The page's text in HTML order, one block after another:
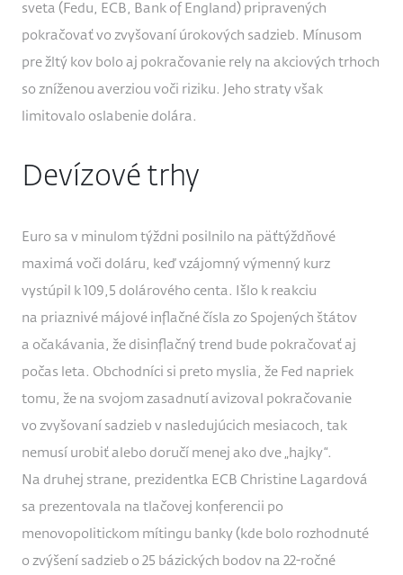
sveta (Fedu, ECB, Bank of England) pripravených
pokračovať vo zvyšovaní úrokových sadzieb. Mínusom
pre žltý kov bolo aj pokračovanie rely na akciových trhoch
so zníženou averziou voči riziku. Jeho straty však
limitovalo oslabenie dolára.
Devízové trhy
Euro sa v minulom týždni posilnilo na päťtýždňové
maximá voči doláru, keď vzájomný výmenný kurz
vystúpil k 109,5 dolárového centa. Išlo k reakciu
na priaznivé májové inflačné čísla zo Spojených štátov
a očakávania, že disinflačný trend bude pokračovať aj
počas leta. Obchodníci si preto myslia, že Fed napriek
tomu, že na svojom zasadnutí avizoval pokračovanie
vo zvyšovaní sadzieb v nasledujúcich mesiacoch, tak
nemusí urobiť alebo doručí menej ako dve „hajky“.
Na druhej strane, prezidentka ECB Christine Lagardová
sa prezentovala na tlačovej konferencii po
menovopolitickom mítingu banky (kde bolo rozhodnuté
o zvýšení sadzieb o 25 bázických bodov na 22-ročné